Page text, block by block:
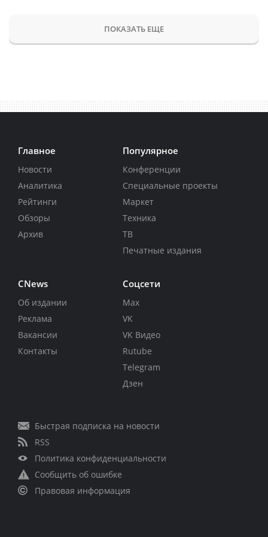
ПОКАЗАТЬ ЕЩЕ
Главное
Новости
Аналитика
Рейтинги
Обзоры
Архив
Популярное
Конференции
Специальные проекты
Маркет
Техника
ТВ
Печатные издания
CNews
Об издании
Реклама
Вакансии
Контакты
Соцсети
Max
VK
VK Видео
Rutube
Telegram
Дзен
Быстрая подписка на новости
RSS
Политика конфиденциальности
Сообщить об ошибке
Правовая информация